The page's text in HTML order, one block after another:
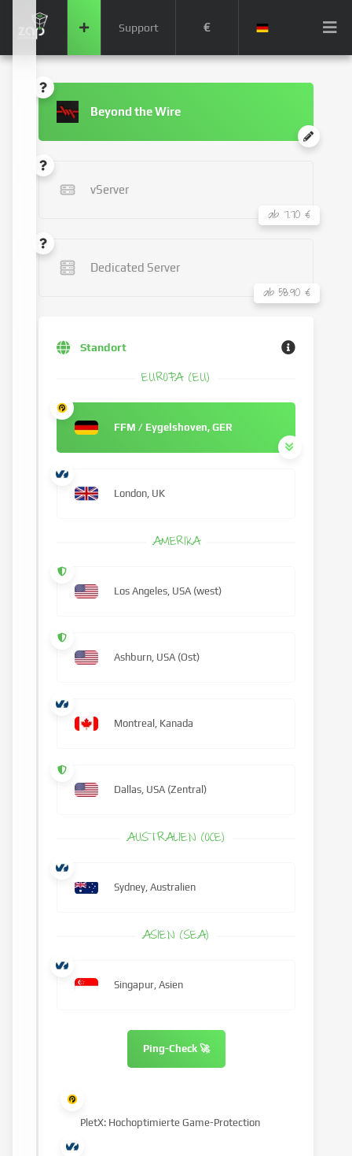
Support €
Beyond the Wire
vServer
ab 7.70 €
Dedicated Server
ab 58.90 €
Standort
EUROPA (EU)
FFM / Eygelshoven, GER
London, UK
AMERIKA
Los Angeles, USA (west)
Ashburn, USA (Ost)
Montreal, Kanada
Dallas, USA (Zentral)
AUSTRALIEN (OCE)
Sydney, Australien
ASIEN (SEA)
Singapur, Asien
Ping-Check 🚀
PletX: Hochoptimierte Game-Protection